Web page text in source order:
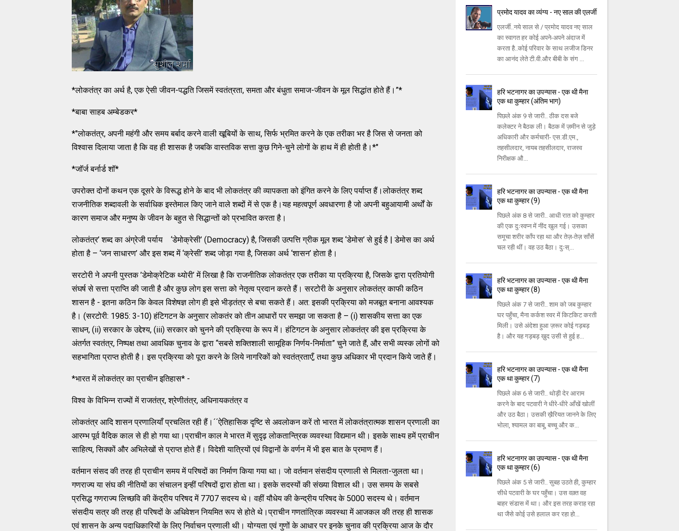
*लोकतंत्र का अर्थ है, एक ऐसी जीवन-पद्धति जिसमें स्वतंत्रता, समता और बंधुता समाज-जीवन के मूल सिद्धांत होते हैं।”*
*बाबा साहब अम्बेडकर*
*"लोकतंत्र, अपनी महंगी और समय बर्बाद करने वाली खूबियों के साथ, सिर्फ भ्रमित करने के एक तरीका भर है जिस से जनता को
विश्वास दिलाया जाता है कि वह ही शासक है जबकि वास्तविक सत्ता कुछ गिने-चुने लोगों के हाथ में ही होती है।*"
*जॉर्ज बर्नार्ड शॉ*
उपरोक्त दोनों कथन एक दूसरे के विरूद्ध होने के बाद भी लोकतंत्र की व्यापकता को इंगित करने के लिए पर्याप्त हैं।लोकतंत्र शब्द
राजनीतिक शब्दावली के सर्वाधिक इस्तेमाल किए जाने वाले शब्दों में से एक है।यह महत्वपूर्ण अवधारणा है जो अपनी बहुआयामी अर्थों के
कारण समाज और मनुष्य के जीवन के बहुत से सिद्धान्तों को प्रभावित करता है।
लोकतंत्र’ शब्द का अंग्रेजी पर्याय ‘डेमोक्रेसी’ (Democracy) है, जिसकी उत्पत्ति ग्रीक मूल शब्द ‘डेमोस’ से हुई है | डेमोस का अर्थ
होता है – ‘जन साधारण’ और इस शब्द में ‘क्रेसी’ शब्द जोड़ा गया है, जिसका अर्थ ‘शासन’ होता है।
सरटोरी ने अपनी पुस्तक ’डेमोक्रेटिक थ्योरी’ में लिखा है कि राजनीतिक लोकतंत्र एक तरीका या प्रक्रिया है, जिसके द्वारा प्रतियोगी
संघर्ष से सत्ता प्राप्ति की जाती है और कुछ लोग इस सत्ता को नेतृत्व प्रदान करते हैं। सरटोरी के अनुसार लोकतंत्र काफी कठिन
शासन है - इतना कठिन कि केवल विशेषज्ञ लोग ही इसे भीड़तंत्र से बचा सकते हैं। अत: इसकी प्रक्रिया को मजबूत बनाना आवश्यक
है। (सरटोरी: 1985: 3-10) हंटिगटन के अनुसार लोकतंर को तीन आधारों पर समझा जा सकता है – (i) शासकीय सत्ता का एक
साधन, (ii) सरकार के उद्देश्य, (iii) सरकार को चुनने की प्रक्रिया के रूप में। हंटिगटन के अनुसार लोकतंत्र की इस प्रक्रिया के
अंतर्गत स्वतंत्र, निष्पक्ष तथा आवधिक चुनाव के द्वारा “सबसे शक्तिशाली सामूहिक निर्णय-निर्माता” चुने जाते हैं, और सभी व्यस्क लोगों को
सहभागिता प्राप्त होती है। इस प्रक्रिया को पूरा करने के लिये नागरिकों को स्वतंत्रताएँ, तथा कुछ अधिकार भी प्रदान किये जाते हैं।
*भारत में लोकतंत्र का प्राचीन इतिहास* -
विश्व के विभिन्न राज्यों में राजतंत्र, श्रेणीतंत्र, अधिनायकतंत्र व
लोकतंत्र आदि शासन प्रणालियाँ प्रचलित रही हैं।´´ऐतिहासिक दृष्टि से अवलोकन करें तो भारत में लोकतंत्रात्मक शासन प्रणाली का
आरम्भ पूर्व वैदिक काल से ही हो गया था।प्राचीन काल मे भारत में सुदृढ़ लोकतान्त्रिक व्यवस्था विद्यमान थी। इसके साक्ष्य हमें प्राचीन
साहित्य, सिक्कों और अभिलेखों से प्राप्त होते हैं। विदेशी यात्रियों एवं विद्वानों के वर्णन में भी इस बात के प्रमाण हैं।
वर्तमान संसद की तरह ही प्राचीन समय में परिषदों का निर्माण किया गया था। जो वर्तमान संसदीय प्रणाली से मिलता-जुलता था।
गणराज्य या संघ की नीतियों का संचालन इन्हीं परिषदों द्वारा होता था। इसके सदस्यों की संख्या विशाल थी। उस समय के सबसे
प्रसिद्ध गणराज्य लिच्छवि की केंद्रीय परिषद में 7707 सदस्य थे। वहीं यौधेय की केन्द्रीय परिषद के 5000 सदस्य थे। वर्तमान
संसदीय सत्र की तरह ही परिषदों के अधिवेशन नियमित रूप से होते थे।प्राचीन गणतांत्रिक व्यवस्था में आजकल की तरह ही शासक
एवं शासन के अन्य पदाधिकारियों के लिए निर्वाचन प्रणाली थी। योग्यता एवं गुणों के आधार पर इनके चुनाव की प्रक्रिया आज के दौर
प्रमोद यादव का व्यंग्य - नए साल की एलर्जी
एलर्जी..नये साल से / प्रमोद यादव नए साल
का स्वागत हर कोई अपने-अपने अंदाज में
करता है..कोई परिवार के साथ लजीज डिनर
का आनंद लेते टी.वी.और बीबी के संग ...
हरि भटनागर का उपन्यास - एक थी मैना
एक था कुम्हार (अंतिम भाग)
पिछले अंक 9 से जारी.. ठीक दस बजे
कलेक्टर ने बैठक ली। बैठक में ज़मीन से जुड़े
अधिकारी और कर्मचारी- एस.डी.एम.,
तहसीलदार, नायब तहसीलदार, राजस्व
निरीक्षक औ...
हरि भटनागर का उपन्यास - एक थी मैना
एक था कुम्हार (9)
पिछले अंक 8 से जारी.. आधी रात को कुम्हार
की एक दुःस्वप्न में नींद खुल गई। उसका
समूचा शरीर काँप रहा था और तेज़-तेज़ साँसें
चल रही थीं। वह उठ बैठा। दुःस्...
हरि भटनागर का उपन्यास - एक थी मैना
एक था कुम्हार (8)
पिछले अंक 7 से जारी.. शाम को जब कुम्हार
घर पहुँचा, मैना कर्कश स्वर में किटकिट करती
मिली। उसे अंदेशा हुआ ज़रूर कोई गड़बड़
है। और यह गड़बड़ ख़ुद उसी से हुई ह...
हरि भटनागर का उपन्यास - एक थी मैना
एक था कुम्हार (7)
पिछले अंक 6 से जारी.. थोड़ी देर आराम
करने के बाद पटवारी ने धीरे-धीरे आँखें खोलीं
और उठ बैठा। उसकी ख़ैरियत जानने के लिए
भोला, श्यामल का बाबू, बच्चू और क...
हरि भटनागर का उपन्यास - एक थी मैना
एक था कुम्हार (6)
पिछले अंक 5 से जारी.. सुबह उठते ही, कुम्हार
सीधे पटवारी के घर पहुँचा। उस वक़्त वह
बाहर संडास में था। और इस तरह कराह रहा
था जैसे कोई उसे हलाल कर रहा हो...